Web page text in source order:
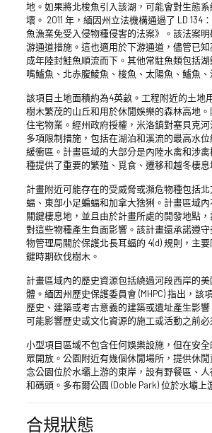
地。如果將北梭魚引入該湖，可能會對生態
壞。 2011 年，緬因州立法機構通過了 LD 134
魚漁業免受入侵物種侵害的法案》。該法案
游通道措施。這也適用於下游通道，儘管已
成年陸封鮭魚順流而下。其他常駐魚類包括
嘴鱸魚、北赤腹鯪魚、梭魚、太陽魚、鱸魚、
該項目土地面積約為4英畝。工程附近的土地
樹木繁茂的山丘和用於休閒娛樂的森林高地
住宅物業。經州政府授權，米洛鎮對塞貝克
多項限制措施，包括在湖泊和溪流的最高水
緩衝區。計畫區域的大部分是內陸水禽和涉
種提供了重要的繁殖、覓食、遷移和越冬棲息
計畫附近可能存在的受威脅或瀕危物種包括
蝠、東部小足蝙蝠和加拿大猞猁。計畫區域
關鍵棲息地，並且由於計畫所處的開發地點
對這些物種產生負面影響。該計畫還承諾遵
物管理局關於保護北長耳蝠的 4(d) 規則，主
鍵時期砍伐樹木。
計畫區域內的歷史資源包括繞過河段西岸的
體。緬因州歷史保護委員會 (MHPC) 指出，該
歷史、建築或考古意義的建築或遺址產生影
可能影響歷史或文化資源的施工或活動之前必
小型項目區域不包含任何娛樂設施，但在安
眾開放。公園附近有幾個休閒場所，提供休
念公園位於水壩上游的東岸，設有野餐區、
和碼頭。多布爾公園 (Doble Park) 位於水壩上
合規狀態